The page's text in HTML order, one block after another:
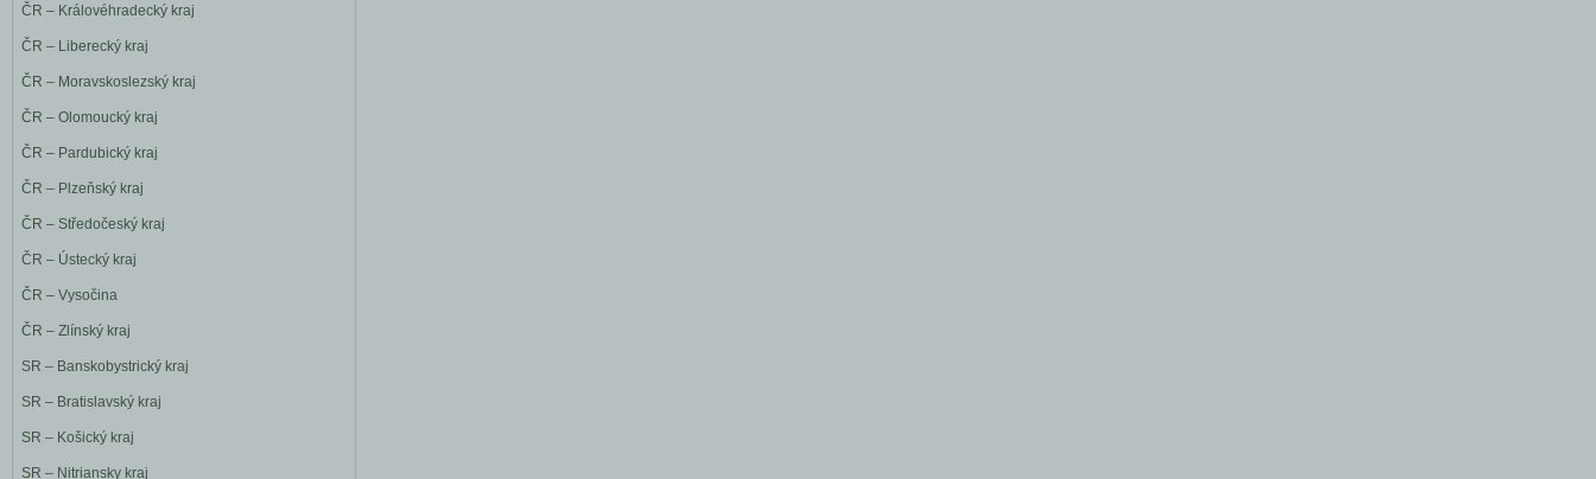
ČR – Královéhradecký kraj
ČR – Liberecký kraj
ČR – Moravskoslezský kraj
ČR – Olomoucký kraj
ČR – Pardubický kraj
ČR – Plzeňský kraj
ČR – Středočeský kraj
ČR – Ústecký kraj
ČR – Vysočina
ČR – Zlínský kraj
SR – Banskobystrický kraj
SR – Bratislavský kraj
SR – Košický kraj
SR – Nitriansky kraj